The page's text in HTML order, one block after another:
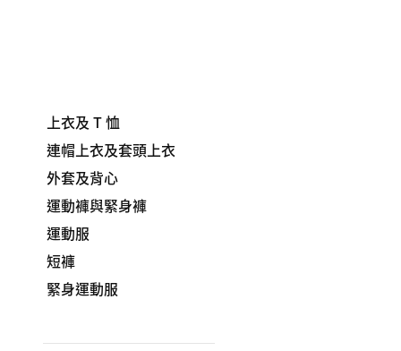
上衣及 T 恤
連帽上衣及套頭上衣
外套及背心
運動褲與緊身褲
運動服
短褲
緊身運動服